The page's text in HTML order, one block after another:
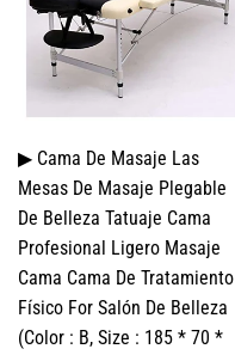
▶ Cama De Masaje Las
Mesas De Masaje Plegable
De Belleza Tatuaje Cama
Profesional Ligero Masaje
Cama Cama De Tratamiento
Físico For Salón De Belleza
(Color : B, Size : 185 * 70 *